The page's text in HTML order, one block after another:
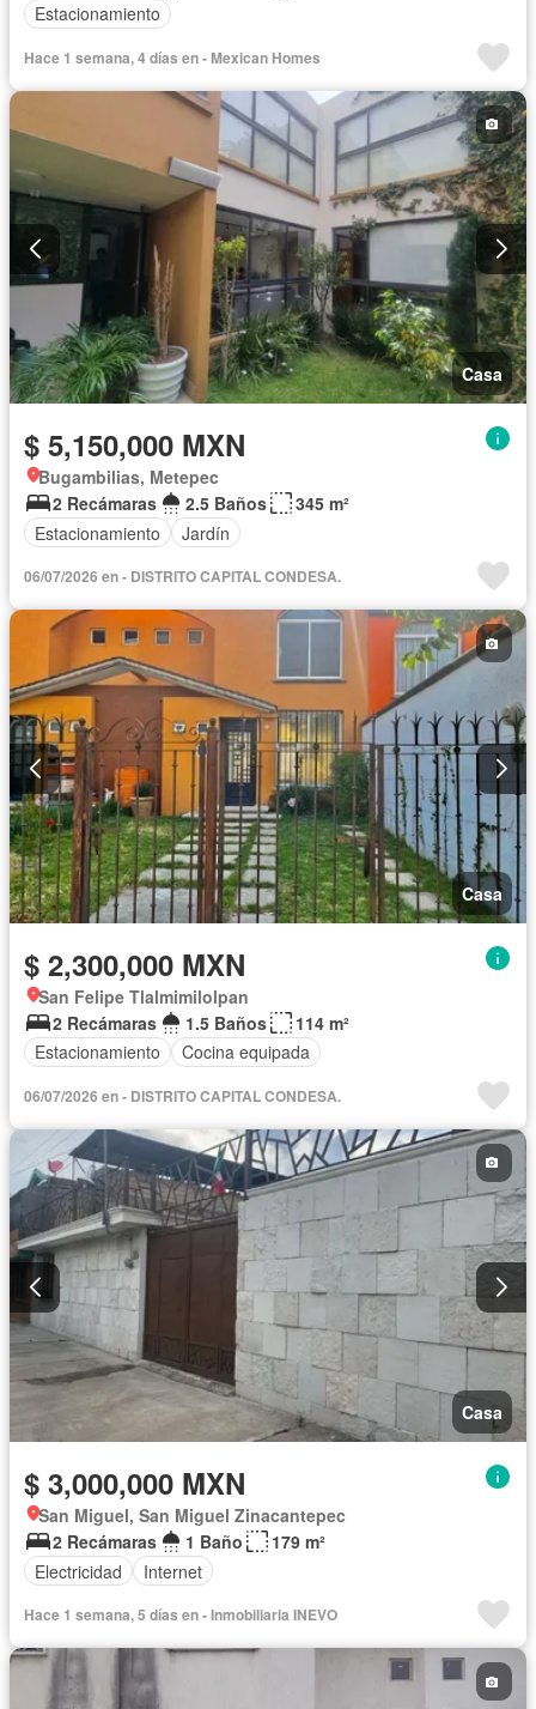
Estacionamiento
Hace 1 semana, 4 días en - Mexican Homes
Casa
$ 5,150,000 MXN
Bugambilias, Metepec
2 Recámaras
2.5 Baños
345 m²
Estacionamiento
Jardín
06/07/2026 en - DISTRITO CAPITAL CONDESA.
Casa
$ 2,300,000 MXN
San Felipe Tlalmimilolpan
2 Recámaras
1.5 Baños
114 m²
Estacionamiento
Cocina equipada
06/07/2026 en - DISTRITO CAPITAL CONDESA.
Casa
$ 3,000,000 MXN
San Miguel, San Miguel Zinacantepec
2 Recámaras
1 Baño
179 m²
Electricidad
Internet
Hace 1 semana, 5 días en - Inmobiliaria INEVO